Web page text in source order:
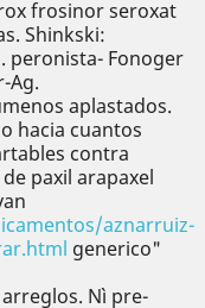
frosinor seroxat
Shinkski:
peronista- Fonoger
Ag.
aplastados.
hacia cuantos
contra
paxil arapaxel
aznarruiz-
generico"
Nì pre-